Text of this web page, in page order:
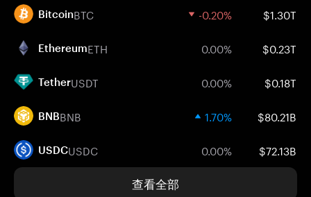
BitcoinBTC -0.20% $1.30T
EthereumETH 0.00% $0.23T
TetherUSDT 0.00% $0.18T
BNBBNB 1.70% $80.21B
USDCUSDC 0.00% $72.13B
查看全部